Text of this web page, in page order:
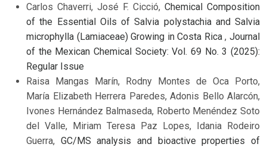
Carlos Chaverri, José F. Cicció, Chemical Composition
of the Essential Oils of Salvia polystachia and Salvia
microphylla (Lamiaceae) Growing in Costa Rica,Journal
of the Mexican Chemical Society: Vol. 69 No. 3 (2025):
Regular Issue
Raisa Mangas Marín, Rodny Montes de Oca Porto,
María Elizabeth Herrera Paredes, Adonis Bello Alarcón,
Ivones Hernández Balmaseda, Roberto Menéndez Soto
del Valle, Miriam Teresa Paz Lopes, Idania Rodeiro
Guerra, GC/MS analysis and bioactive properties of